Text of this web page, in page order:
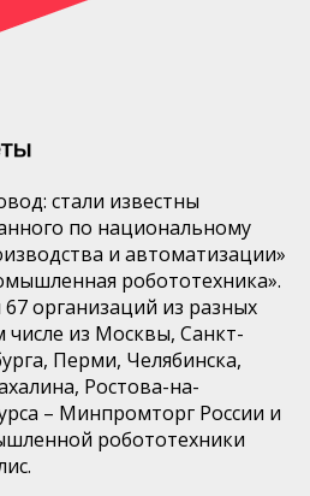
стали известны
по национальному
и автоматизации»
робототехника».
организаций из разных
числе из Москвы, Санкт-
Перми, Челябинска,
Ростова-на-
– Минпромторг России и
робототехники
.